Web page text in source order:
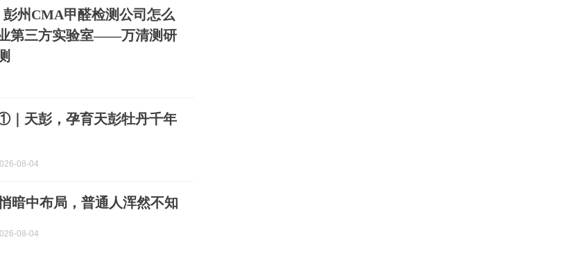
彭州CMA甲醛检测公司怎么
第三方实验室——万清测研
｜天彭，孕育天彭牡丹千年
08-04
暗中布局，普通人浑然不知
08-04